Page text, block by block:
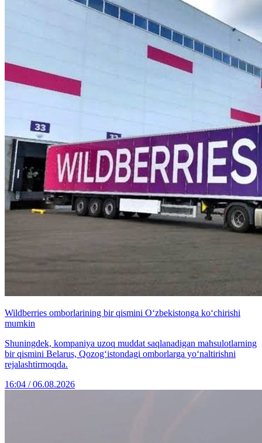
Wildberries omborlarining bir qismini O‘zbekistonga ko‘chirishi
mumkin
Shuningdek, kompaniya uzoq muddat saqlanadigan mahsulotlarning
bir qismini Belarus, Qozog‘istondagi omborlarga yo‘naltirishni
rejalashtirmoqda.
16:04 / 06.08.2026